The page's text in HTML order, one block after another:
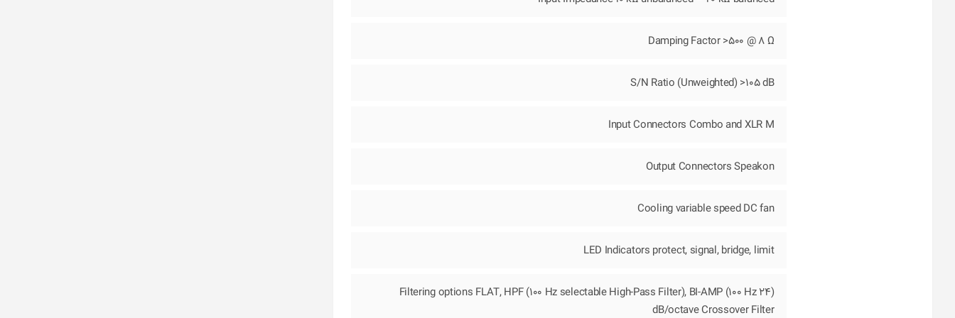
Damping Factor >500 @ 8 Ω
S/N Ratio (Unweighted) >105 dB
Input Connectors Combo and XLR M
Output Connectors Speakon
Cooling variable speed DC fan
LED Indicators protect, signal, bridge, limit
(Filtering options FLAT, HPF (100 Hz selectable High-Pass Filter), BI-AMP (100 Hz 24
dB/octave Crossover Filter